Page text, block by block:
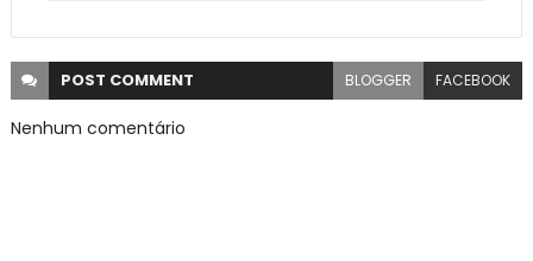
POST COMMENT BLOGGER FACEBOOK
Nenhum comentário